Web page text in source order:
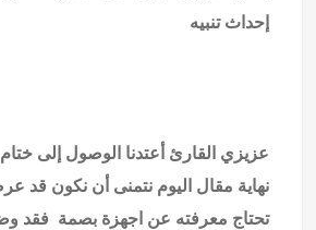
إحداث تنبيه
عزيزي القارئ أعتدنا الوصول إلى
نهاية مقال اليوم نتمنى أن نكون قد
تحتاج معرفته عن اجهزة بصمة فقد